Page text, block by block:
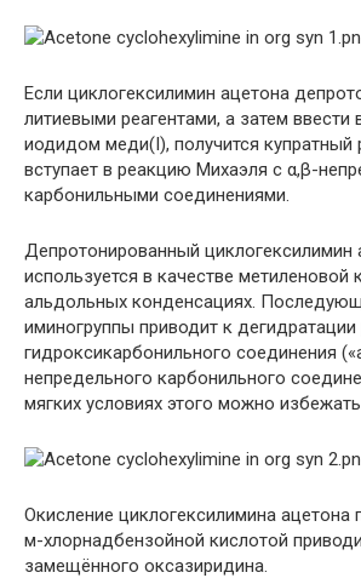
Если циклогексилимин ацетона
литиевыми реагентами, а затем ввести
иодидом меди(I), получится купратный
вступает в реакцию Михаэля с α,β-
карбонильными соединениями.
Депротонированный циклогексилимин
используется в качестве метиленовой
альдольных конденсациях.
иминогруппы приводит к дегидратации
гидроксикарбонильного соединения
непредельного карбонильного
мягких условиях этого можно
Окисление циклогексилимина ацетона
м-хлорнадбензойной кислотой
замещённого оксазиридина.